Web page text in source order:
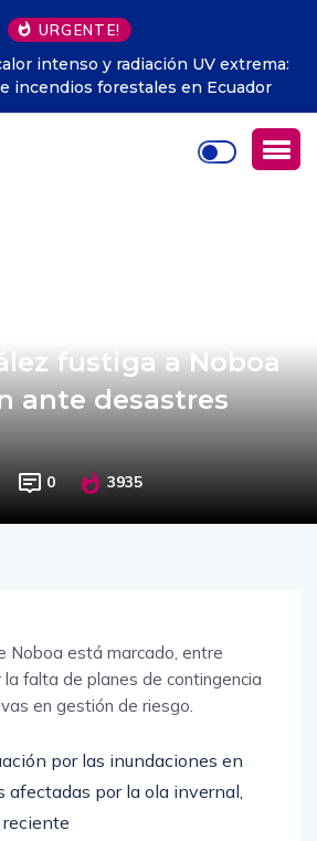
URGENTE!
intenso y radiación UV extrema:
incendios forestales en Ecuador
fustiga a Noboa
ante desastres
0 3935
por las inundaciones en
afectadas por la ola invernal,